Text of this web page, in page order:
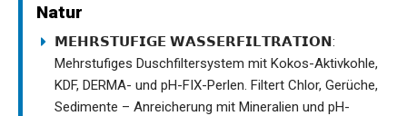
Natur
𝗠𝗘𝗛𝗥𝗦𝗧𝗨𝗙𝗜𝗚𝗘 𝗪𝗔𝗦𝗦𝗘𝗥𝗙𝗜𝗟𝗧𝗥𝗔𝗧𝗜𝗢𝗡:
Mehrstufiges Duschfiltersystem mit Kokos-Aktivkohle,
KDF, DERMA- und pH-FIX-Perlen. Filtert Chlor, Gerüche,
Sedimente – Anreicherung mit Mineralien und pH-